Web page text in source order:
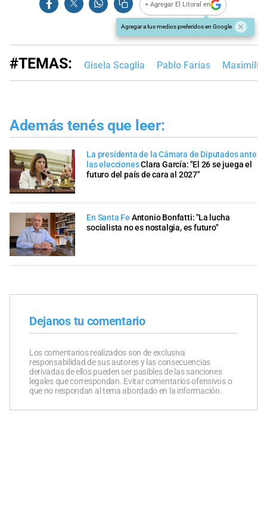
+ Agregar El Litoral en
Agregar a tus medios preferidos en Google
#TEMAS: Gisela Scaglia Pablo Farías
Además tenés que leer:
La presidenta de la Cámara de Diputados ante
las eleccionesClara García: "El 26 se juega el
futuro del país de cara al 2027"
En Santa Fe Antonio Bonfatti: "La lucha
socialista no es nostalgia, es futuro"
Dejanos tu comentario
Los comentarios realizados son de exclusiva
responsabilidad de sus autores y las consecuencias
derivadas de ellos pueden ser pasibles de las sanciones
legales que correspondan. Evitar comentarios ofensivos o
que no respondan al tema abordado en la información.